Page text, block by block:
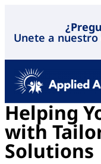
Unete a
Helping
with
Solutions